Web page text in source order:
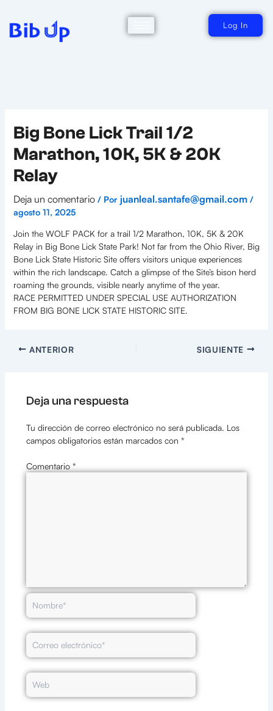
contenido
Log In
Big Bone Lick Trail 1/2
Marathon, 10K, 5K & 20K
Relay
Deja un comentario / Por juanleal.santafe@gmail.com /
agosto 11, 2025
Join the WOLF PACK for a trail 1/2 Marathon, 10K, 5K & 20K
Relay in Big Bone Lick State Park! Not far from the Ohio River, Big
Bone Lick State Historic Site offers visitors unique experiences
within the rich landscape. Catch a glimpse of the Site’s bison herd
roaming the grounds, visible nearly anytime of the year.
RACE PERMITTED UNDER SPECIAL USE AUTHORIZATION
FROM BIG BONE LICK STATE HISTORIC SITE.
ANTERIOR SIGUIENTE
Deja una respuesta
Tu dirección de correo electrónico no será publicada. Los
campos obligatorios están marcados con *
Comentario *
Nombre*
Correo
electrónico*
Web